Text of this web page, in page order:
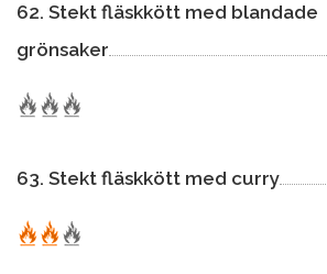
62. Stekt fläskkött med blandade
grönsaker
63. Stekt fläskkött med curry